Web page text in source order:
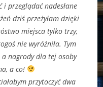
przeglądać nadesłane
dziś przeżyłam dzięki
miejsca tylko trzy,
nie wyróżniła. Tym
a nagrody dla tej osoby
a co!
przytoczyć dwa